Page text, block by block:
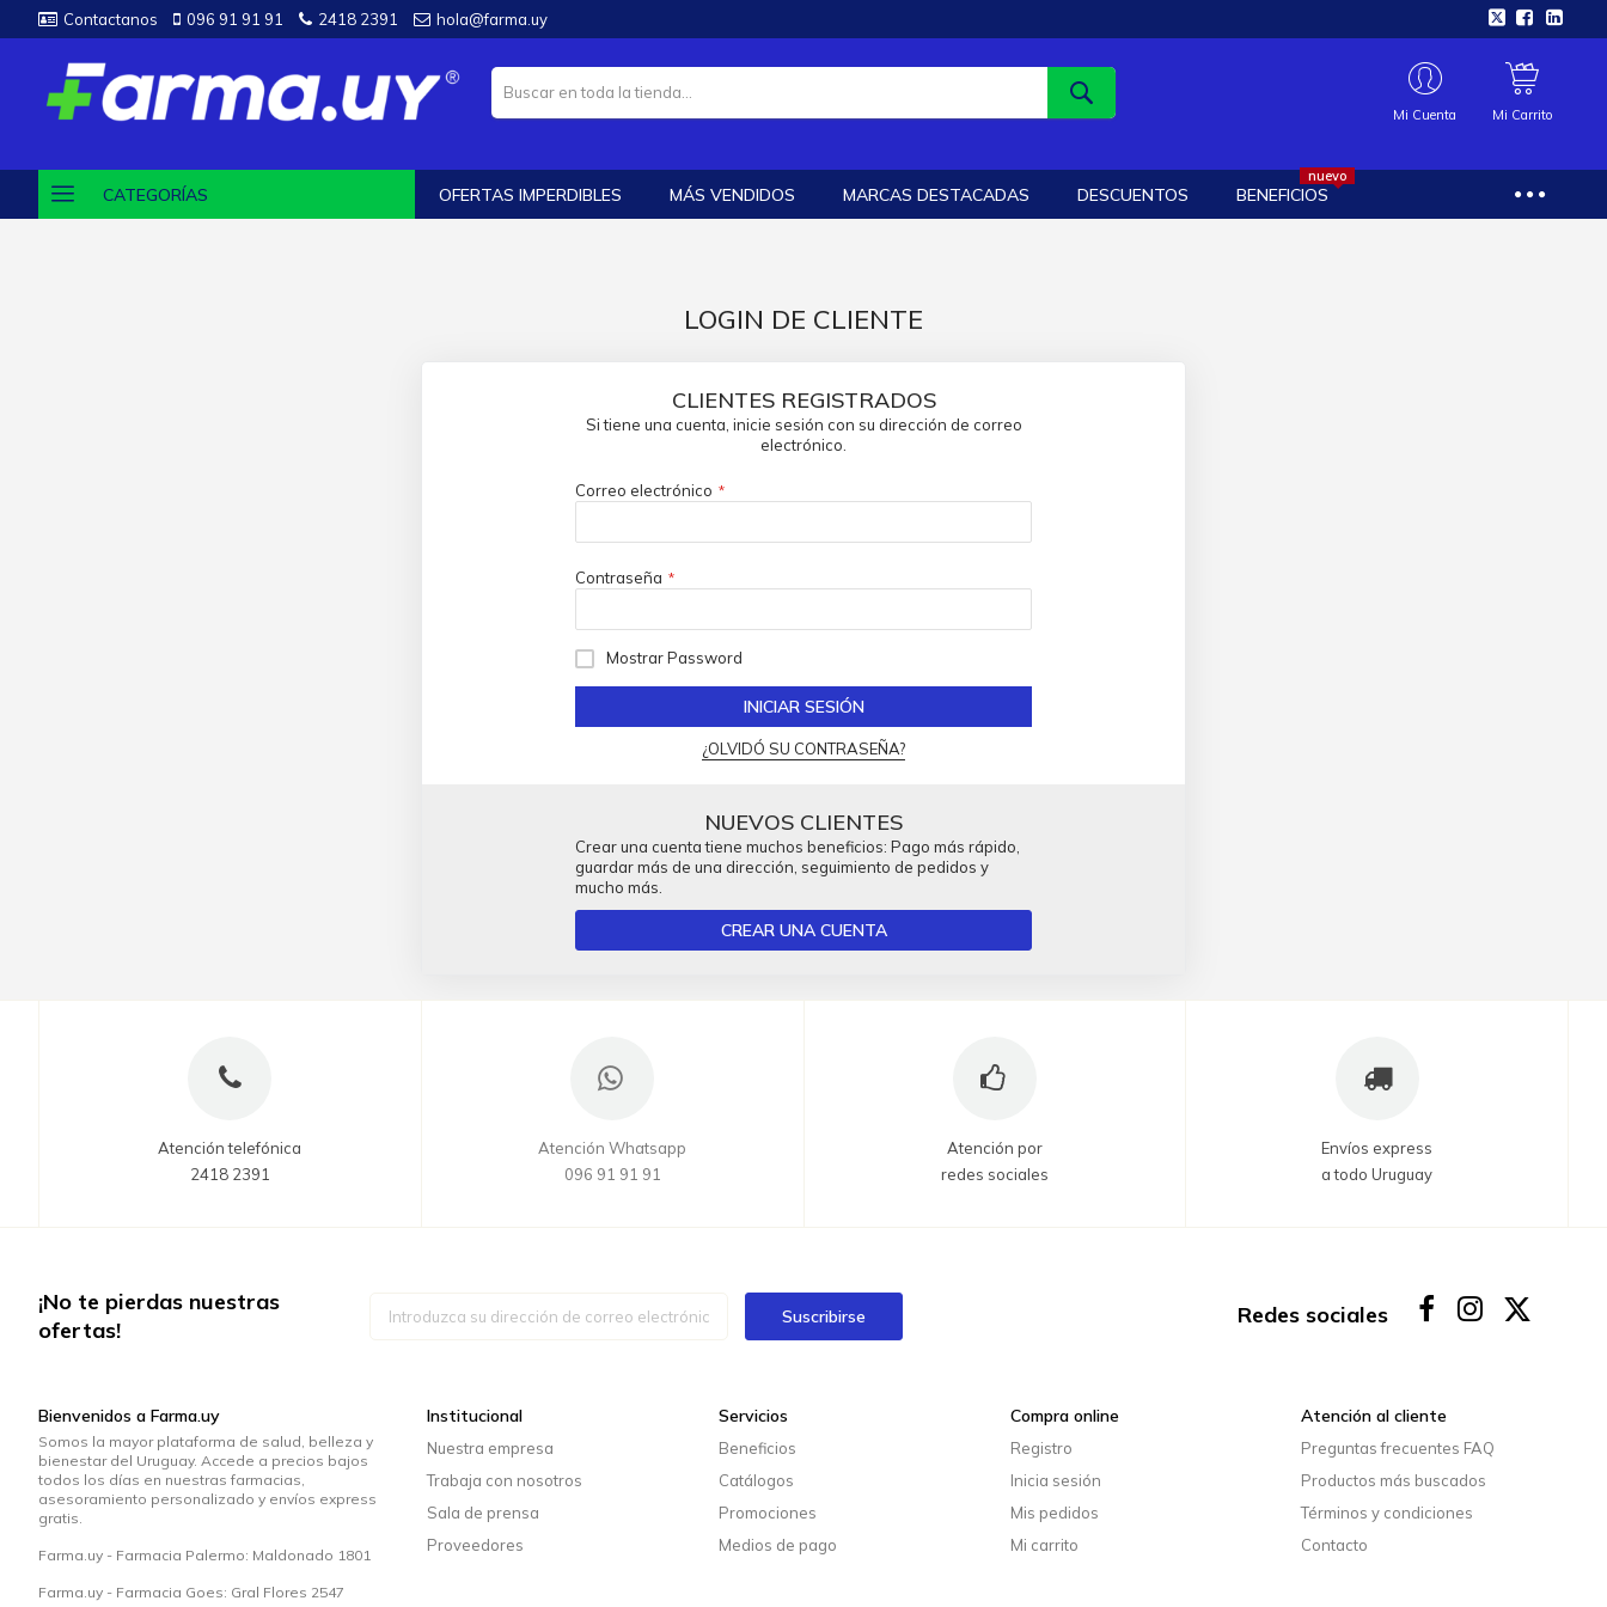
Contactanos 096 91 91 91 2418 2391 hola@farma.uy
Mi Cuenta Mi Carrito
CATEGORÍAS OFERTAS IMPERDIBLES MÁS VENDIDOS MARCAS DESTACADAS DESCUENTOS BENEFICIOS
nuevo
LOGIN DE CLIENTE
CLIENTES REGISTRADOS
Si tiene una cuenta, inicie sesión con su dirección de correo
electrónico.
Correo electrónico
Contraseña
Mostrar Password
INICIAR SESIÓN
¿OLVIDÓ SU CONTRASEÑA?
NUEVOS CLIENTES
Crear una cuenta tiene muchos beneficios: Pago más rápido,
guardar más de una dirección, seguimiento de pedidos y
mucho más.
CREAR UNA CUENTA
Atención telefónica
2418 2391
Atención Whatsapp
096 91 91 91
Atención por
redes sociales
Envíos express
a todo Uruguay
¡No te pierdas nuestras
ofertas!
Suscribirse Redes sociales
Bienvenidos a Farma.uy
Somos la mayor plataforma de salud, belleza y
bienestar del Uruguay. Accede a precios bajos
todos los días en nuestras farmacias,
asesoramiento personalizado y envíos express
gratis.
Farma.uy - Farmacia Palermo: Maldonado 1801
Farma.uy - Farmacia Goes: Gral Flores 2547
Institucional
Nuestra empresa
Trabaja con nosotros
Sala de prensa
Proveedores
Servicios
Beneficios
Catálogos
Promociones
Medios de pago
Compra online
Registro
Inicia sesión
Mis pedidos
Mi carrito
Atención al cliente
Preguntas frecuentes FAQ
Productos más buscados
Términos y condiciones
Contacto